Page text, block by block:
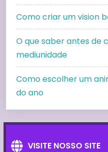
Como criar um vision
O que saber antes de
mediunidade
Como escolher um
do ano
VISITE NOSSO SITE